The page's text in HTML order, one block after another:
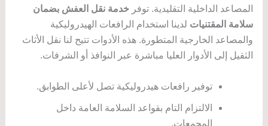
المصاعد الداخلية التقليدية. توفر خدمة نقل العفش بضمان
سلامة المقتنيات لدينا استخدام الرافعات الهيدروليكية
والمصاعد الخارجية المتطورة. هذه الأدوات تتيح لنا نقل الأثاث
الثقيل إلى الأدوار العليا مباشرة عبر النوافذ أو الشرفات.
توفير رافعات هيدروليكية تصل لأعلى الطوابق.
الالتزام التام بقواعد السلامة العامة داخل
المجمعات.